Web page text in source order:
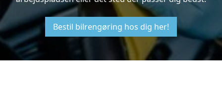
Bestil bilrengøring hos dig her!